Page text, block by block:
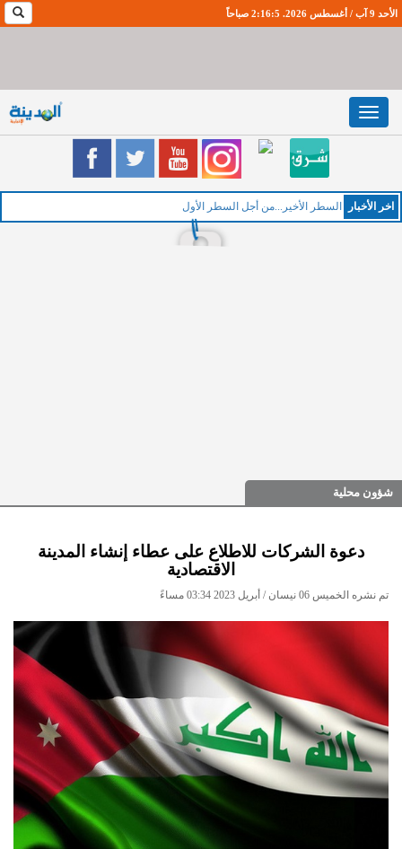
الأحد 9 آب / أغسطس 2026. 2:16:6 صباحاً
Toggle
navigation
اخر اﻷخبار السطر الأخير...من أجل السطر الأول
شؤون محلية
دعوة الشركات للاطلاع على عطاء إنشاء المدينة
الاقتصادية
تم نشره الخميس 06 نيسان / أبريل 2023 03:34 مساءً